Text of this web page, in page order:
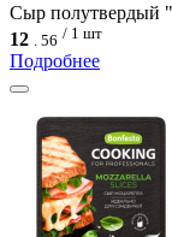
Сыр полутвердый
12 . 56 / 1 шт
Подробнее